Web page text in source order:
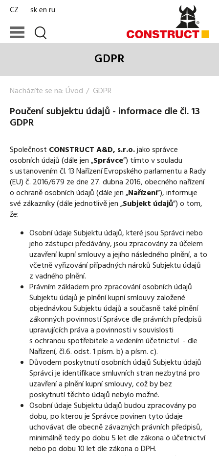
CZ skenru
GDPR
Nacházíte se na: Úvod GDPR
Poučení subjektu údajů - informace dle čl. 13
GDPR
Společnost CONSTRUCT A&D, s.r.o.jako správce
osobních údajů (dále jen „Správce”) tímto v souladu
s ustanovením čl. 13 Nařízení Evropského parlamentu a Rady
(EU) č. 2016/679 ze dne 27. dubna 2016, obecného nařízení
o ochraně osobních údajů (dále jen „Nařízení”), informuje
své zákazníky (dále jednotlivě jen „Subjekt údajů”) o tom,
že:
Osobní údaje Subjektu údajů, které jsou Správci nebo
jeho zástupci předávány, jsou zpracovány za účelem
uzavření kupní smlouvy a jejího následného plnění, a to
včetně vyřizování případných nároků Subjektu údajů
z vadného plnění.
Právním základem pro zpracování osobních údajů
Subjektu údajů je plnění kupní smlouvy založené
objednávkou Subjektu údajů a současně také plnění
zákonných povinností Správce dle právních předpisů
upravujících práva a povinnosti v souvislosti
s ochranou spotřebitele a vedením účetnictví - dle
Nařízení, čl.6. odst. 1 písm. b) a písm. c).
Důvodem poskytnutí osobních údajů Subjektu údajů
Správci je identifikace smluvních stran nezbytná pro
uzavření a plnění kupní smlouvy, což by bez
poskytnutí těchto údajů nebylo možné.
Osobní údaje Subjektu údajů budou zpracovány po
dobu, po kterou je Správce povinen tyto údaje
uchovávat dle obecně závazných právních předpisů,
minimálně tedy po dobu 5 let dle zákona o účetnictví
nebo po dobu 10 let dle zákona o DPH.